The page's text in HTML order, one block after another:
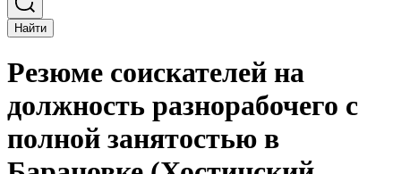
Найти
Резюме соискателей на
должность разнорабочего с
полной занятостью в